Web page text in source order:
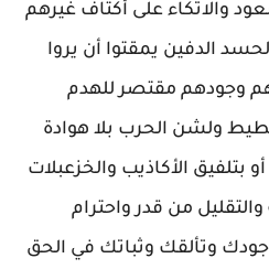
والاتكاء على أكتاف غيرهم
الدفين يمقتوا أن يروا
وجودهم مقتصر للهدم
ولشن الحرب بلا هوادة
بتلفيق الأكاذيب والخزعبلات
من قدر واحترام
وتألقك وثباتك في الحق